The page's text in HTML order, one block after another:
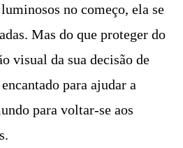
no começo, ela se
Mas do que proteger do
visual da sua decisão de
para ajudar a
para voltar-se aos